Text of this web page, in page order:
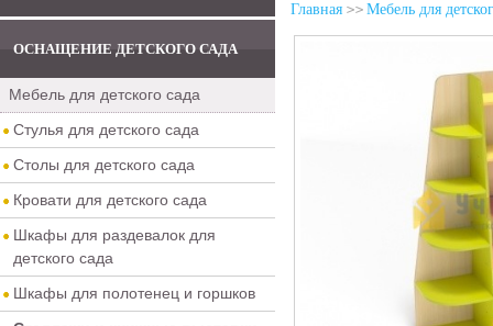
ОСНАЩЕНИЕ ДЕТСКОГО САДА
Мебель для детского сада
Стулья для детского сада
Столы для детского сада
Кровати для детского сада
Шкафы для раздевалок для
детского сада
Шкафы для полотенец и горшков
Главная Мебель для